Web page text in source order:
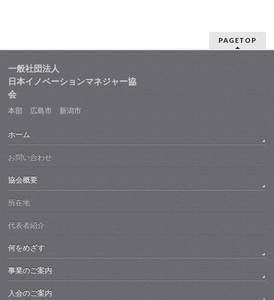
PAGETOP
一般社団法人
日本イノベーションマネジャー協
会
本部 広島市 新潟市
ホーム
お問い合わせ
協会概要
所在地
代表者紹介
何をめざす
事業のご案内
入会のご案内